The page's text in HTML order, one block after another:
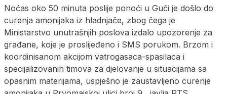
Noćas oko 50 minuta poslije ponoći u Guči je došlo do
curenja amonijaka iz hladnjače, zbog čega je
Ministarstvo unutrašnjih poslova izdalo upozorenje za
građane, koje je proslijeđeno i SMS porukom. Brzom i
koordinisanom akcijom vatrogasaca-spasilaca i
specijalizovanih timova za djelovanje u situacijama sa
opasnim materijama, uspješno je zaustavljeno curenje